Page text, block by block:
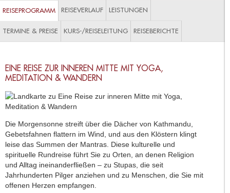
REISEPROGRAMM REISEVERLAUF LEISTUNGEN
TERMINE & PREISE KURS-/REISELEITUNG REISEBERICHTE
EINE REISE ZUR INNEREN MITTE MIT YOGA,
MEDITATION & WANDERN
Die Morgensonne streift über die Dächer von Kathmandu,
Gebetsfahnen flattern im Wind, und aus den Klöstern klingt
leise das Summen der Mantras. Diese kulturelle und
spirituelle Rundreise führt Sie zu Orten, an denen Religion
und Alltag ineinanderfließen – zu Stupas, die seit
Jahrhunderten Pilger anziehen und zu Menschen, die Sie mit
offenen Herzen empfangen.